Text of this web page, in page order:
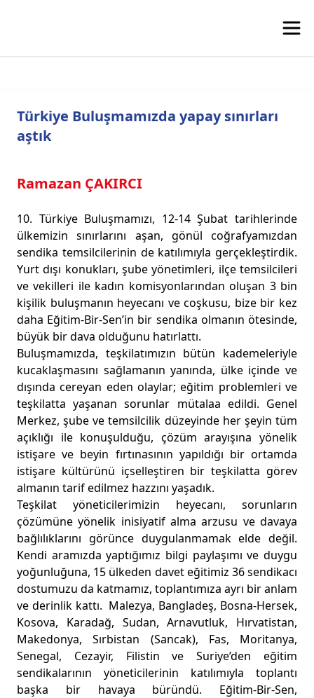
Türkiye Buluşmamızda yapay sınırları
aştık
Ramazan ÇAKIRCI
10. Türkiye Buluşmamızı, 12-14 Şubat tarihlerinde
ülkemizin sınırlarını aşan, gönül coğrafyamızdan
sendika temsilcilerinin de katılımıyla gerçekleştirdik.
Yurt dışı konukları, şube yönetimleri, ilçe temsilcileri
ve vekilleri ile kadın komisyonlarından oluşan 3 bin
kişilik buluşmanın heyecanı ve coşkusu, bize bir kez
daha Eğitim-Bir-Sen’in bir sendika olmanın ötesinde,
büyük bir dava olduğunu hatırlattı.
Buluşmamızda, teşkilatımızın bütün kademeleriyle
kucaklaşmasını sağlamanın yanında, ülke içinde ve
dışında cereyan eden olaylar; eğitim problemleri ve
teşkilatta yaşanan sorunlar mütalaa edildi. Genel
Merkez, şube ve temsilcilik düzeyinde her şeyin tüm
açıklığı ile konuşulduğu, çözüm arayışına yönelik
istişare ve beyin fırtınasının yapıldığı bir ortamda
istişare kültürünü içselleştiren bir teşkilatta görev
almanın tarif edilmez hazzını yaşadık.
Teşkilat yöneticilerimizin heyecanı, sorunların
çözümüne yönelik inisiyatif alma arzusu ve davaya
bağlılıklarını görünce duygulanmamak elde değil.
Kendi aramızda yaptığımız bilgi paylaşımı ve duygu
yoğunluğuna, 15 ülkeden davet eğitimiz 36 sendikacı
dostumuzu da katmamız, toplantımıza ayrı bir anlam
ve derinlik kattı. Malezya, Bangladeş, Bosna-Hersek,
Kosova, Karadağ, Sudan, Arnavutluk, Hırvatistan,
Makedonya, Sırbistan (Sancak), Fas, Moritanya,
Senegal, Cezayir, Filistin ve Suriye’den eğitim
sendikalarının yöneticilerinin katılımıyla toplantı
başka bir havaya büründü. Eğitim-Bir-Sen,